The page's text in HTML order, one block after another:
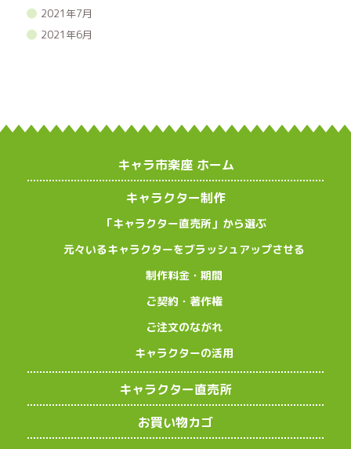
2021年7月
2021年6月
キャラ市楽座 ホーム
キャラクター制作
「キャラクター直売所」から選ぶ
元々いるキャラクターをブラッシュアップさせる
制作料金・期間
ご契約・著作権
ご注文のながれ
キャラクターの活用
キャラクター直売所
お買い物カゴ